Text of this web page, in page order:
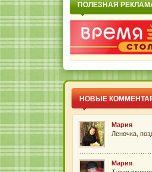
ПОЛЕЗНАЯ
НОВЫЕ
Мария
Леночка,
Мария